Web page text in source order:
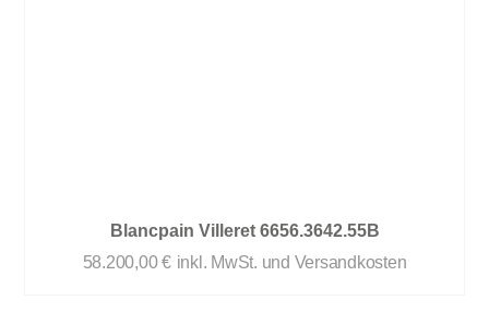
Blancpain Villeret 6656.3642.55B
58.200,00€ inkl. MwSt. und Versandkosten